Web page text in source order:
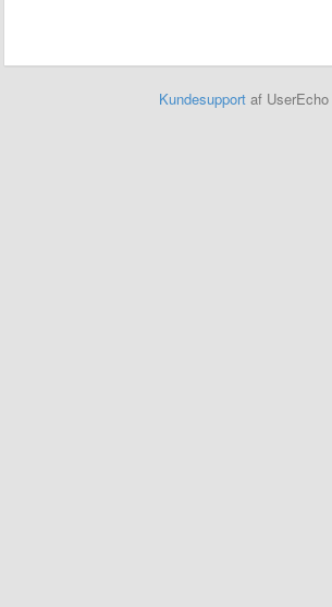
Kundesupport af UserEcho